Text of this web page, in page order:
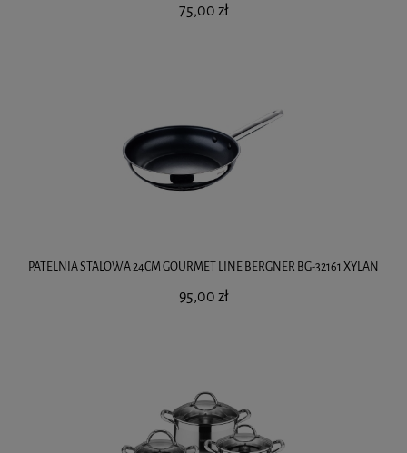
75,00 zł
PATELNIA STALOWA 24CM GOURMET LINE BERGNER BG-32161 XYLAN
95,00 zł